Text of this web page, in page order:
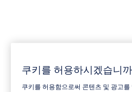
KEYper Systems
쿠키를 허용하시겠습니까
쿠키를 허용함으로써 콘텐츠 및 광고